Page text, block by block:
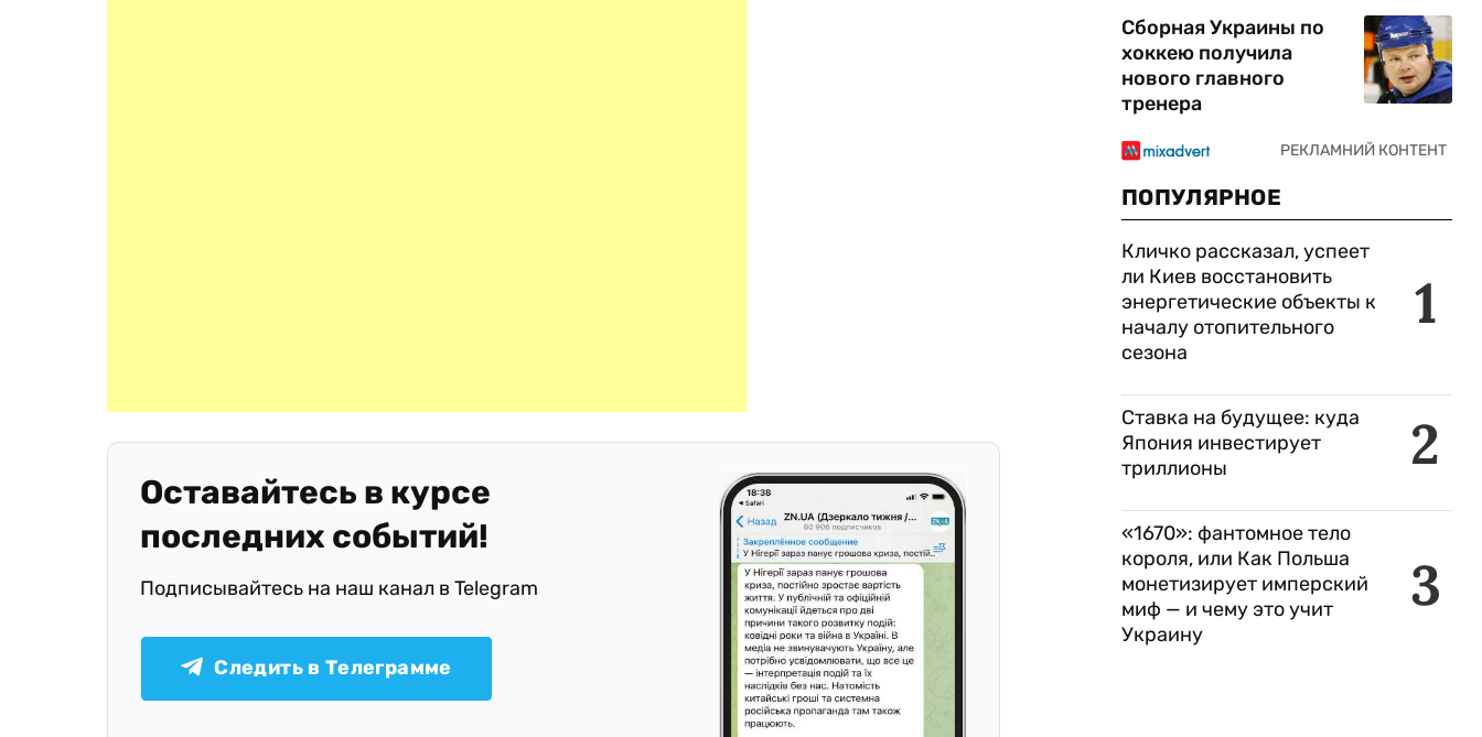
Оставайтесь в курсе
последних событий!
Подписывайтесь на наш канал в Telegram
Следить в Телеграмме
Сборная Украины по
хоккею получила
нового главного
тренера
ПОПУЛЯРНОЕ
1
Кличко рассказал, успеет
ли Киев восстановить
энергетические объекты к
началу отопительного
сезона
2
Ставка на будущее: куда
Япония инвестирует
триллионы
3
«1670»: фантомное тело
короля, или Как Польша
монетизирует имперский
миф — и чему это учит
Украину